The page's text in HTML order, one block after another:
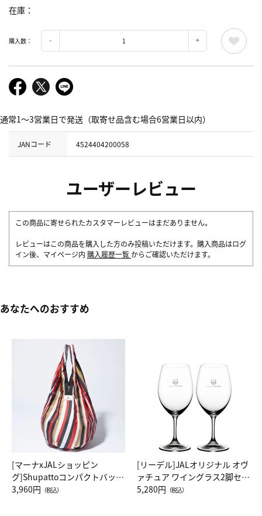
在庫
購入数：
通常1～3営業日で発送（取寄せ品含む場合6営業日以内）
JANコード 4524404200058
ユーザーレビュー
この商品に寄せられたカスタマーレビューはまだありません。
レビューはこの商品を購入した方のみ投稿いただけます。購入商品はログ
イン後、マイページ内 購入履歴一覧 からご確認いただけます。
あなたへのおすすめ
[マーナxJALショッピン
グ]Shupattoコンパクトバッグ
Drop JAL客室乗務員（LC）ス
3,960円 （税込）
[リーデル]JALオリジナル オヴ
ァチュア ワイングラス2脚セッ
ト（レッドワイン）
5,280円 （税込）